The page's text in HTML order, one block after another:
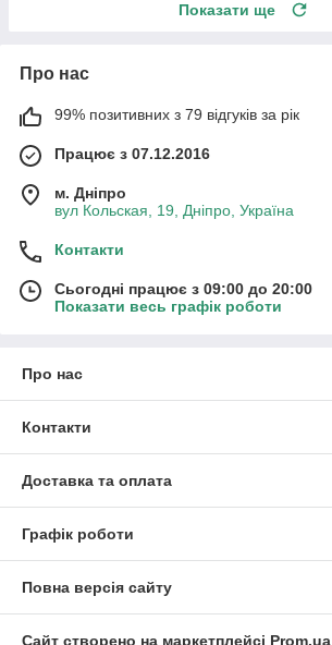
Показати ще
Про нас
99% позитивних з 79 відгуків за рік
Працює з 07.12.2016
м. Дніпро
вул Кольская, 19, Дніпро, Україна
Контакти
Сьогодні працює з 09:00 до 20:00
Показати весь графік роботи
Про нас
Контакти
Доставка та оплата
Графік роботи
Повна версія сайту
Сайт створено на маркетплейсі Prom.ua